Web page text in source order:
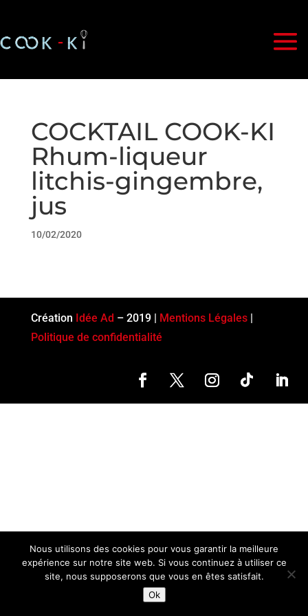
COCKTAIL COOK-KI
Rhum-liqueur
litchis-gingembre,
jus
10/02/2020
Création Idée Ad – 2019 | Mentions Légales|
Politique de confidentialité
Nous utilisons des cookies pour vous garantir la meilleure
expérience sur notre site web. Si vous continuez à utiliser ce
site, nous supposerons que vous en êtes satisfait.
Ok